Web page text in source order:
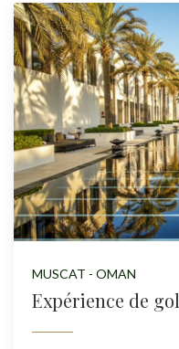
MUSCAT - OMAN
Expérience de